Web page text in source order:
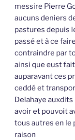
messire Pierre
aucuns deniers
pastures depuis
passé et à ce
contraindre par
ainsi que eust
auparavant ces
ceddé et
Delahaye
avoir et pouvoit
tous autres en le
raison